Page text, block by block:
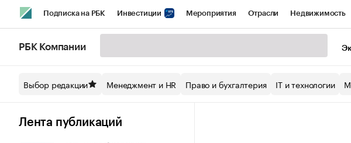
Подписка на РБК Инвестиции Мероприятия Отрасли Недвижимость
Спецпроекты СПб Конференции СПб Спецпроекты
Технологии и медиа
РБК Компании
Выбор редакции Менеджмент и HR Право и бухгалтерия IT и технологии
Лента публикаций